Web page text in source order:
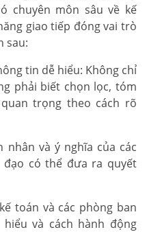
chuyên môn sâu về kế
giao tiếp đóng vai trò
sau:
tin dễ hiểu: Không chỉ
phải biết chọn lọc, tóm
trọng theo cách rõ
nhân và ý nghĩa của các
có thể đưa ra quyết
toán và các phòng ban
và cách hành động